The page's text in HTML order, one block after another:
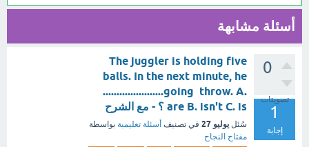
أسئلة مشابهة
0
تصويتات
1
إجابة
The juggler is holding five
balls. In the next minute, he
......................going throw. A.
are B. isn't C. is ؟ - مع الشرح
سُئل يوليو 27 في تصنيف أسئلة تعليمية بواسطة
مفتاح النجاح